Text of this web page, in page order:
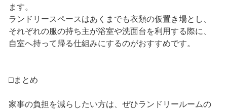
ます。
ランドリースペースはあくまでも衣類の仮置き場とし、
それぞれの服の持ち主が浴室や洗面台を利用する際に、
自室へ持って帰る仕組みにするのがおすすめです。
□まとめ
家事の負担を減らしたい方は、ぜひランドリールームの